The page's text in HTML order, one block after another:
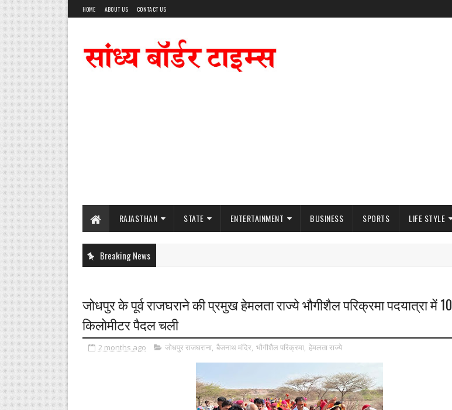
HOME ABOUT US CONTACT US
RAJASTHAN STATE ENTERTAINMENT BUSINESS SPORTS LIFE STYLE
Breaking News
जोधपुर के पूर्व राजघराने की प्रमुख हेमलता राज्ये भौगीशैल परिक्रमा पदयात्रा में 10
किलोमीटर पैदल चली
2 months ago जोधपुर राजघराना, बैजनाथ मंदिर, भौगीशैल परिक्रमा, हेमलता राज्ये